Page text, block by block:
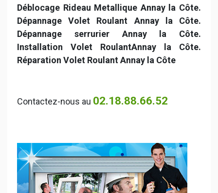
Déblocage Rideau Metallique Annay la Côte.
Dépannage Volet Roulant Annay la Côte.
Dépannage serrurier Annay la Côte.
Installation Volet RoulantAnnay la Côte.
Réparation Volet Roulant Annay la Côte
Contactez-nous au 02.18.88.66.52